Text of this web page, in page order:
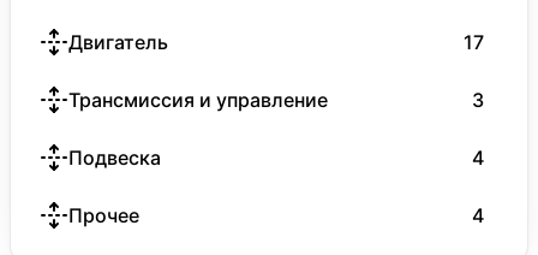
Двигатель 17
Трансмиссия и управление 3
Подвеска 4
Прочее 4